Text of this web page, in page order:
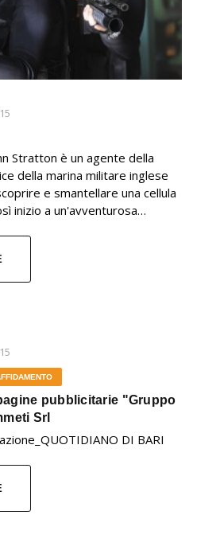
Stratton è un agente della
della marina militare inglese
e smantellare una cellula
inizio a un'avventurosa…
pubblicitarie "Gruppo
Srl
DI BARI